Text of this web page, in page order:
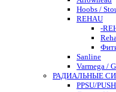
Hoobs /
REHAU
-
Sanline
Varmega /
РАДИАЛЬНЫЕ
PPSU/